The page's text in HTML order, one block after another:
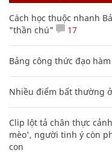
Cách học thuộc nhanh
"thần chú"
17
Bảng công thức đạo
Nhiều điểm bất thường
Clip lột tả chân thực
mèo', người tinh ý còn
con